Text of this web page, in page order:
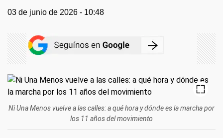
03 de junio de 2026 - 10:48
Ni Una Menos vuelve a las calles: a qué hora y dónde es la marcha por
los 11 años del movimiento